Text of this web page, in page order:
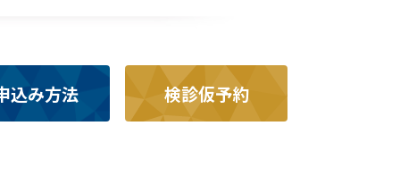
込み方法 検診仮予約